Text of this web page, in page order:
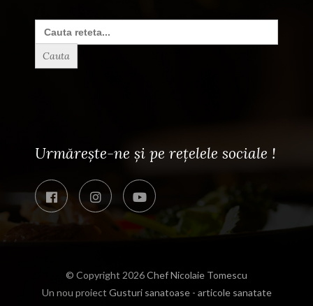
Search
for:
Urmărește-ne și pe rețelele sociale !
© Copyright 2026Chef Nicolaie Tomescu
Un nou proiect Gusturi sanatoase - articole sanatate